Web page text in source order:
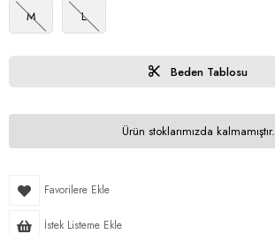
M L
Beden Tablosu
Ürün stoklarımızda kalmamıştır.
Favorilere Ekle
İstek Listeme Ekle